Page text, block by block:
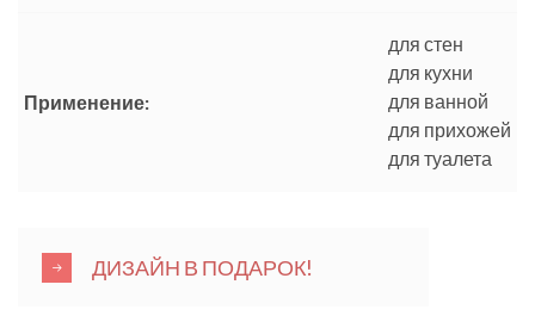
Применение:
для стен
для кухни
для ванной
для прихожей
для туалета
ДИЗАЙН В ПОДАРОК!